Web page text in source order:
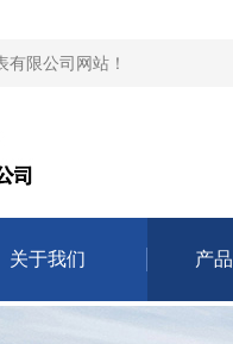
有限公司网站 ！
关于我们 产